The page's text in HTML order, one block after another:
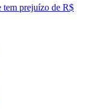
tem prejuízo de R$